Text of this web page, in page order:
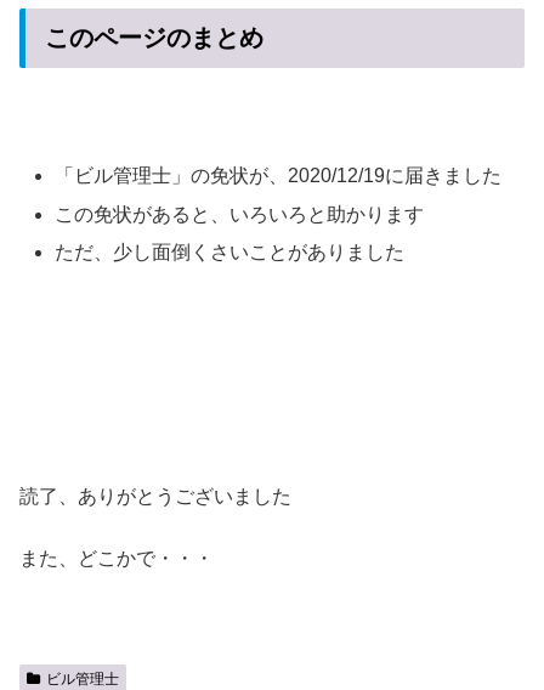
このページのまとめ
「ビル管理士」の免状が、2020/12/19に届きました
この免状があると、いろいろと助かります
ただ、少し面倒くさいことがありました
読了、ありがとうございました
また、どこかで・・・
ビル管理士